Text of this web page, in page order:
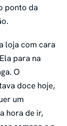
ponto da
loja com cara
para na
O
doce hoje,
um
hora de ir,